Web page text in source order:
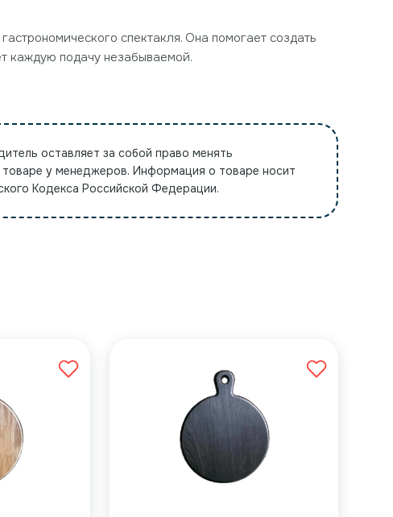
спектакля. Она помогает создать
каждую подачу незабываемой.
оставляет за собой право менять
у менеджеров. Информация о товаре носит
Кодекса Российской Федерации.